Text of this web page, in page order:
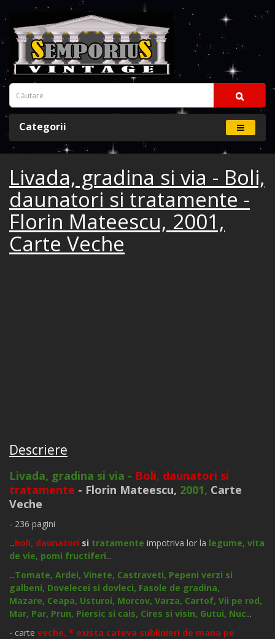
Categorii
Livada, gradina si via - Boli,
daunatori si tratamente -
Florin Mateescu, 2001,
Carte Veche
Descriere
Livada, gradina si via - Boli, daunatori si
tratamente - Florin Mateescu, 2001, Carte
Veche
- 236 pagini
...boli, daunatori si tratamente impotriva lor la legume, vita
de vie, pomi fructiferi...
...Tomate, Ardei, Vinete, Castraveti, Pepeni verzi si
galbeni, Dovelecei si dovleci, Fasole de gradina,
Mazare, Ceapa, Usturoi, Morcov, Varza, Cartof, Vii pe rod,
Mar, Par, Prun, Piersic si cais, Cires si visin, Gutui, Nuc...
- carte veche, * exista cateva sublinieri de mana pe